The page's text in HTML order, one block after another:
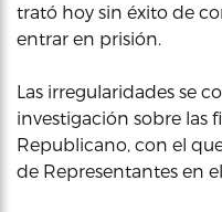
trató hoy sin éxito de
entrar en prisión.
Las irregularidades se
investigación sobre las
Republicano, con el
de Representantes en el